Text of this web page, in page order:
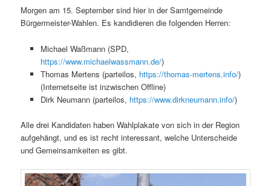
Morgen am 15. September sind hier in der Samtgemeinde
Bürgermeister-Wahlen. Es kandidieren die folgenden Herren:
Michael Waßmann (SPD,
https://www.michaelwassmann.de/)
Thomas Mertens (parteilos, https://thomas-mertens.info/)
(Internetseite ist inzwischen Offline)
Dirk Neumann (parteilos, https://www.dirkneumann.info/)
Alle drei Kandidaten haben Wahlplakate von sich in der Region
aufgehängt, und es ist recht interessant, welche Unterscheide
und Gemeinsamkeiten es gibt.